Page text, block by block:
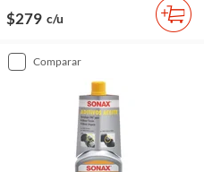
$279 c/u
comparar